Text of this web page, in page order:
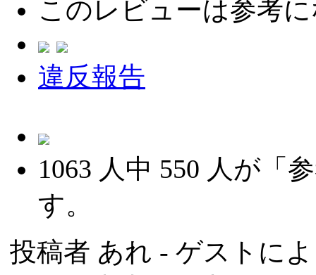
このレビューは参考
違反報告
1063 人中 550 人が「
す。
投稿者 あれ - ゲストに